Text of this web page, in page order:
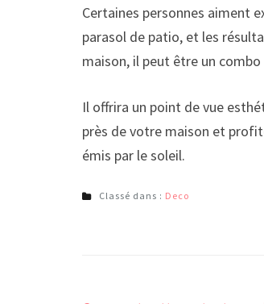
Certaines personnes aiment
parasol de patio, et les
maison, il peut être un
Il offrira un point de vue
près de votre maison et
émis par le soleil.
Classé dans : Deco